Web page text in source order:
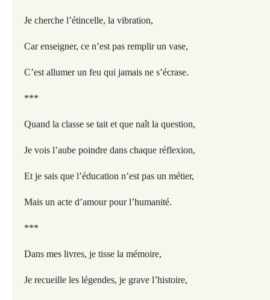
Je cherche l’étincelle, la vibration,
Car enseigner, ce n’est pas remplir un vase,
C’est allumer un feu qui jamais ne s’écrase.
***
Quand la classe se tait et que naît la question,
Je vois l’aube poindre dans chaque réflexion,
Et je sais que l’éducation n’est pas un métier,
Mais un acte d’amour pour l’humanité.
***
Dans mes livres, je tisse la mémoire,
Je recueille les légendes, je grave l’histoire,